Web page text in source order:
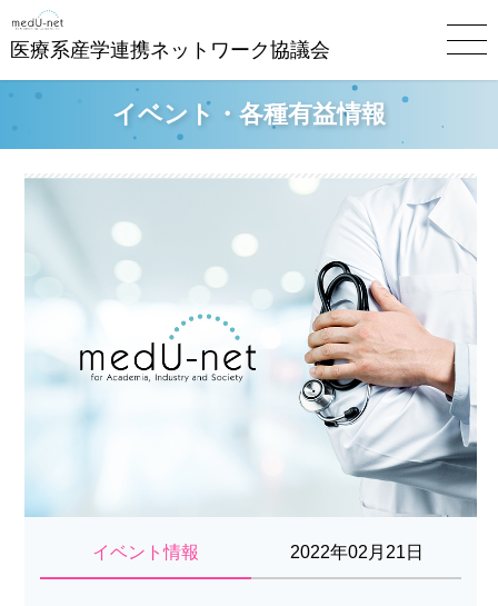
医療系産学連携ネットワーク協議会
イベント・各種有益情報
イベント情報 2022年02月21日